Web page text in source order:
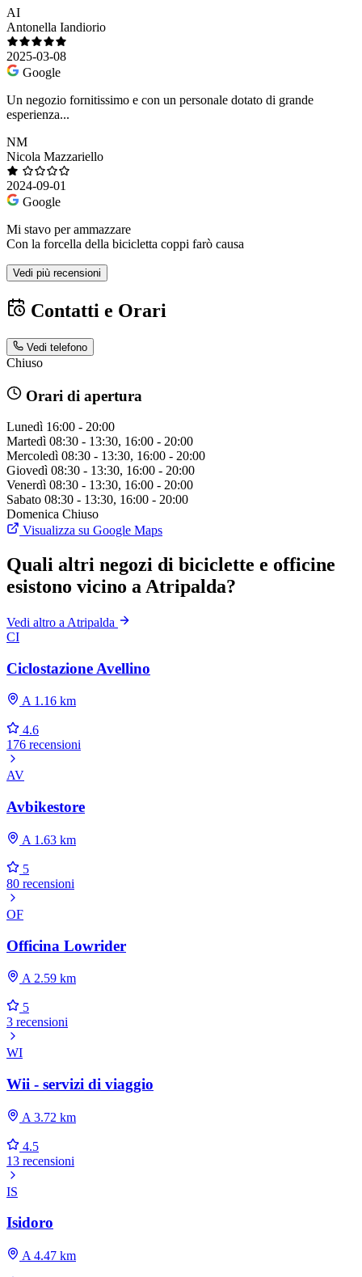
AI
Antonella Iandiorio
2025-03-08
Google
Un negozio fornitissimo e con un personale dotato di grande
esperienza...
NM
Nicola Mazzariello
2024-09-01
Google
Mi stavo per ammazzare
Con la forcella della bicicletta coppi farò causa
Vedi più recensioni
Contatti e Orari
Vedi telefono
Chiuso
Orari di apertura
Lunedì 16:00 - 20:00
Martedì 08:30 - 13:30, 16:00 - 20:00
Mercoledì 08:30 - 13:30, 16:00 - 20:00
Giovedì 08:30 - 13:30, 16:00 - 20:00
Venerdì 08:30 - 13:30, 16:00 - 20:00
Sabato 08:30 - 13:30, 16:00 - 20:00
Domenica Chiuso
Visualizza su Google Maps
Quali altri negozi di biciclette e officine
esistono vicino a Atripalda?
Vedi altro a Atripalda
CI
Ciclostazione Avellino
A 1.16 km
4.6
176 recensioni
AV
Avbikestore
A 1.63 km
5
80 recensioni
OF
Officina Lowrider
A 2.59 km
5
3 recensioni
WI
Wii - servizi di viaggio
A 3.72 km
4.5
13 recensioni
IS
Isidoro
A 4.47 km